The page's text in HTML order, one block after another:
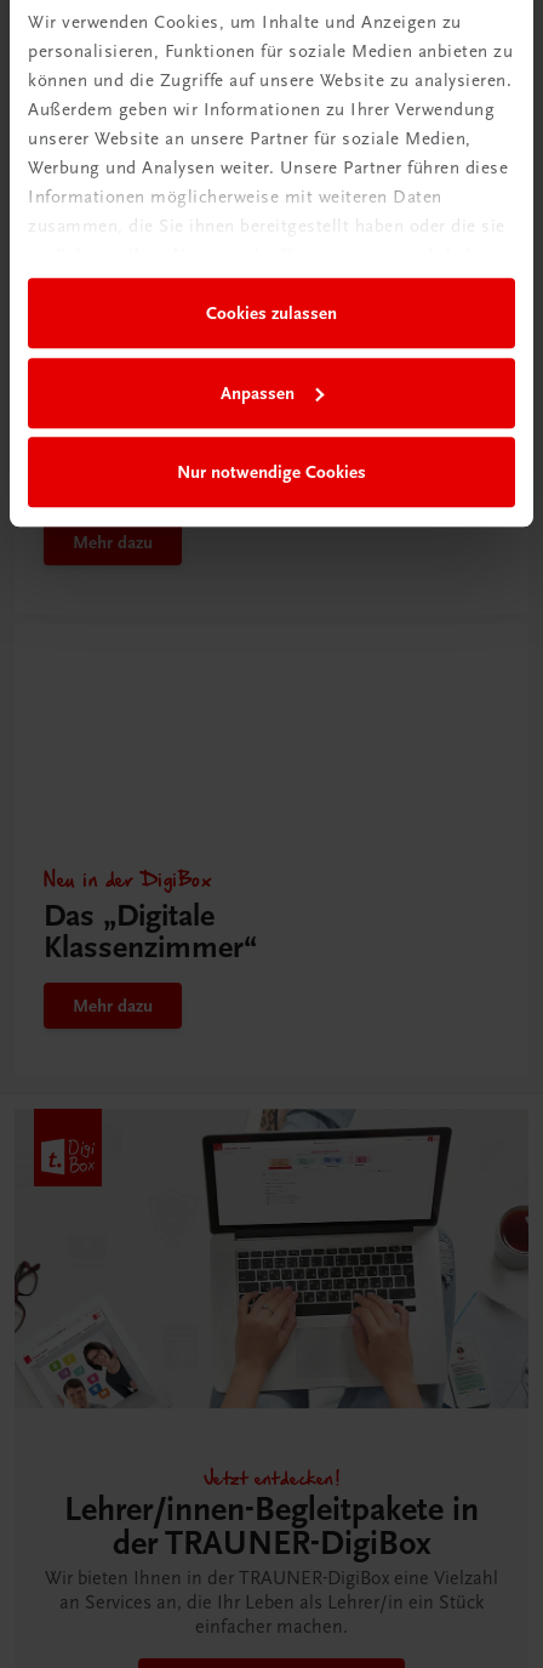
Wir verwenden Cookies, um Inhalte und Anzeigen zu
personalisieren, Funktionen für soziale Medien anbieten zu
können und die Zugriffe auf unsere Website zu analysieren.
Außerdem geben wir Informationen zu Ihrer Verwendung
unserer Website an unsere Partner für soziale Medien,
Werbung und Analysen weiter. Unsere Partner führen diese
Informationen möglicherweise mit weiteren Daten
zusammen, die Sie ihnen bereitgestellt haben oder die sie
Cookies zulassen
Anpassen
Nur notwendige Cookies
Tipps & Tricks
Mehr dazu
Schon entdeckt?
Ratgeber Schulpraxis
Mehr dazu
Neu in der DigiBox
Das „Digitale
Klassenzimmer“
Mehr dazu
Jetzt entdecken!
Lehrer/innen-Begleitpakete in
der TRAUNER-DigiBox
Wir bieten Ihnen in der TRAUNER-DigiBox eine Vielzahl
an Services an, die Ihr Leben als Lehrer/in ein Stück
einfacher machen.